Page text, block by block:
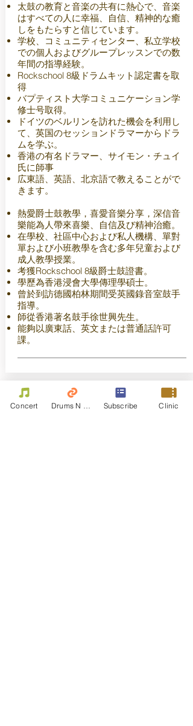
太鼓の教育と音楽の共有に熱心で、音楽
はすべての人に幸福、自信、精神的な癒
しをもたらすと信じています。
学校、コミュニティセンター、私立学校
での個人およびグループレッスンでの数
年間の指導経験。
Rockschool 8級ドラムキット認定書を取
得
バプティスト大学コミュニケーション学
修士号取得。
ドイツのベルリンを訪れた機会を利用し
て、英国のセッションドラマーからドラ
ムを学ぶ。
香港の有名ドラマー、サイモン・チュイ
氏に師事
広東語、英語、北京語で教えることがで
きます。
熱愛爵士鼓教學，喜愛音樂分享，深信音
樂能為人帶來喜樂、自信及び精神治癒。
在學校、社區中心および私人機構、單對
單および小班教學を含む多年兒童および
成人教學授業。
考獲Rockschool 8級爵士鼓證書。
學歷為香港浸會大學傳理學碩士。
曾於到訪德國柏林期間受英國錄音室鼓手
指導。
師從香港著名鼓手徐世興先生。
能夠以廣東話、英文または普通話許可
課。
Concert Subscribe Clinic